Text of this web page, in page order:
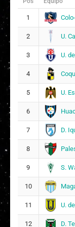
P
1
2 U.
3 U.
4
5 U.
6
7 D.
8
9 S.
10
11 U.
12 D.